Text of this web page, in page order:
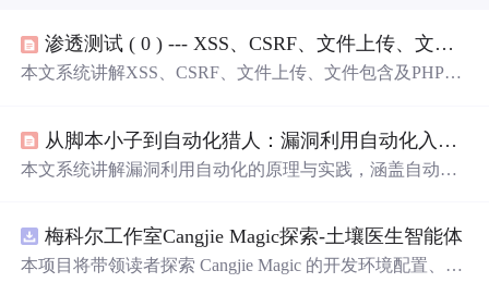
渗透测试 ( 0 ) --- XSS、CSRF、文件上传、文件包含、反序列化漏洞
本文系统讲解XSS、CSRF、文件上传、文件包含及PHP反
（DVWA/Pikachu）、Payload构造、绕过技巧（前端/后端
验证绕过、__wakeup绕过）及主流工具（XSpear、XSSe
测试实战需求。
从脚本小子到自动化猎人：漏洞利用自动化入门与实践指南
本文系统讲解漏洞利用自动化的原理与实践，涵盖自动化
断、模块拼接）、实战案例（Web命令注入自动化检测与
利用）、Exploit编写基础（栈溢出原理、Python PoC开
梅科尔工作室Cangjie Magic探索-土壤医生智能体
本项目将带领读者探索 Cangjie Magic 的开发环境配置、智